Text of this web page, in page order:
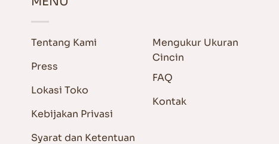
Tentang Kami
Press
Lokasi Toko
Kebijakan Privasi
Syarat dan Ketentuan
Mengukur Ukuran
Cincin
FAQ
Kontak